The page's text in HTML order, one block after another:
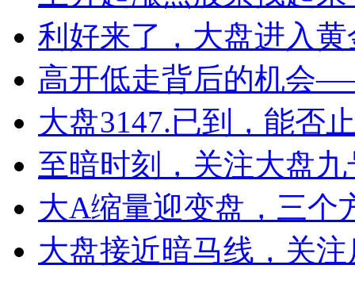
利好来了，大盘进入
高开低走背后的机会
大盘3147.已到，能否
至暗时刻，关注大盘
大A缩量迎变盘，三个
大盘接近暗马线，关